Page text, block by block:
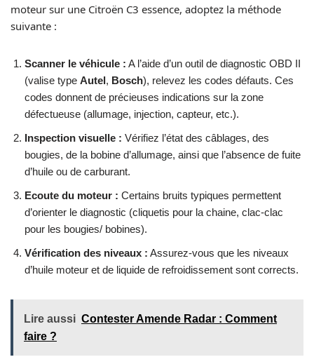
moteur sur une Citroën C3 essence, adoptez la méthode
suivante :
Scanner le véhicule : A l’aide d’un outil de diagnostic OBD II
(valise type Autel, Bosch), relevez les codes défauts. Ces
codes donnent de précieuses indications sur la zone
défectueuse (allumage, injection, capteur, etc.).
Inspection visuelle : Vérifiez l’état des câblages, des
bougies, de la bobine d’allumage, ainsi que l’absence de fuite
d’huile ou de carburant.
Ecoute du moteur : Certains bruits typiques permettent
d’orienter le diagnostic (cliquetis pour la chaine, clac-clac
pour les bougies/ bobines).
Vérification des niveaux : Assurez-vous que les niveaux
d’huile moteur et de liquide de refroidissement sont corrects.
Lire aussi Contester Amende Radar : Comment
faire ?